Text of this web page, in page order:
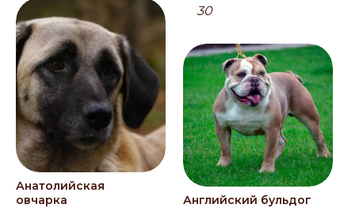
Анатолийская
овчарка
30
Английский бульдог